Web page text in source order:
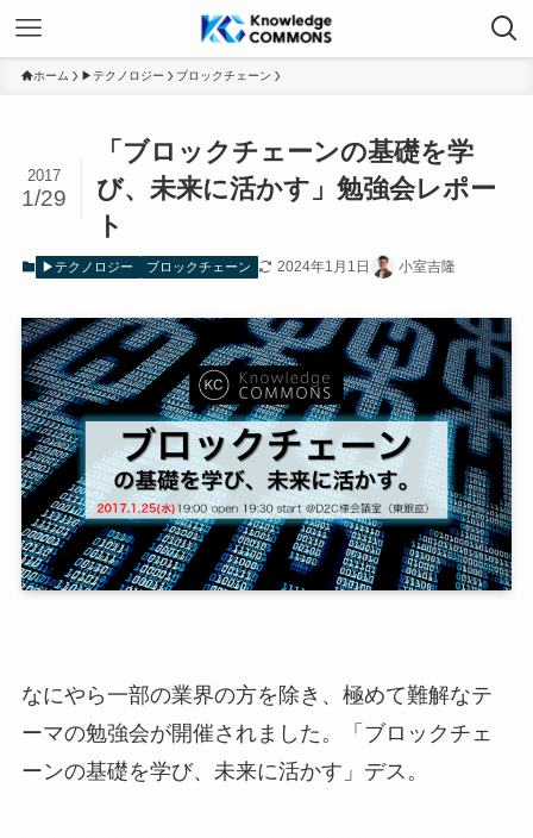
ホーム ▶テクノロジー ブロックチェーン
「ブロックチェーンの基礎を学
び、未来に活かす」勉強会レポー
ト
2017
1/29
▶テクノロジー ブロックチェーン 2024年1月1日 小室吉隆
なにやら一部の業界の方を除き、極めて難解なテ
ーマの勉強会が開催されました。「ブロックチェ
ーンの基礎を学び、未来に活かす」デス。